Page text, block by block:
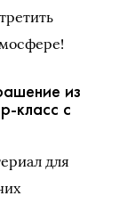
из
класс с
для